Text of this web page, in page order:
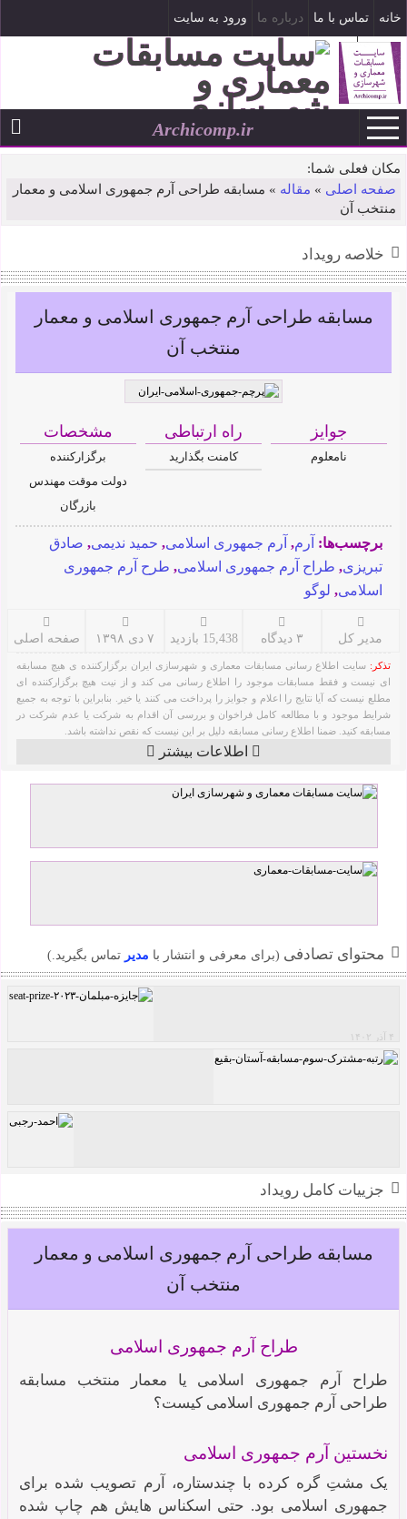
خانه تماس با ما درباره ما ورود به سایت
ثبت نام
۱۶ مرداد ۱۴۰۵Archicomp.ir
مکان فعلی شما:
صفحه اصلی » مقاله » مسابقه طراحی آرم جمهوری اسلامی و معمار
منتخب آن
خلاصه رویداد
مسابقه طراحی آرم جمهوری اسلامی و معمار
منتخب آن
جوایز
نامعلوم
راه ارتباطی
کامنت بگذارید
مشخصات
برگزارکننده
دولت موقت مهندس
بازرگان
برچسب‌ها: آرم, آرم جمهوری اسلامی, حمید ندیمی, صادق
تبریزی, طراح آرم جمهوری اسلامی, طرح آرم جمهوری
اسلامی, لوگو
مدیر کل ۳ دیدگاه 15,438 بازدید ۷ دی ۱۳۹۸ صفحه اصلی
تذکر: سایت اطلاع رسانی مسابقات معماری و شهرسازی ایران برگزارکننده ی هیچ مسابقه
ای نیست و فقط مسابقات موجود را اطلاع رسانی می کند و از نیت هیچ برگزارکننده ای
مطلع نیست که آیا نتایج را اعلام و جوایز را پرداخت می کنند یا خیر. بنابراین با توجه به جمیع
شرایط موجود و با مطالعه کامل فراخوان و بررسی آن اقدام به شرکت یا عدم شرکت در
مسابقه کنید. ضمنا اطلاع رسانی مسابقه دلیل بر این نیست که نقص نداشته باشد.
اطلاعات بیشتر
محتوای تصادفی (برای معرفی و انتشار با مدیر تماس بگیرید.)
جایزه مبلمان ۲۰۲۳ seat prize
۴ آذر ۱۴۰۲
رتبه مشترک سوم مسابقه آستان بقیع
احمد رجبیجزییات کامل رویداد
مسابقه طراحی آرم جمهوری اسلامی و معمار
منتخب آن
طراح آرم جمهوری اسلامی
طراح آرم جمهوری اسلامی یا معمار منتخب مسابقه
طراحی آرم جمهوری اسلامی کیست؟
نخستین آرم جمهوری اسلامی
یک مشتِ گره کرده با چندستاره، آرم تصویب شده برای
جمهوری اسلامی بود. حتی اسکناس هایش هم چاپ شده